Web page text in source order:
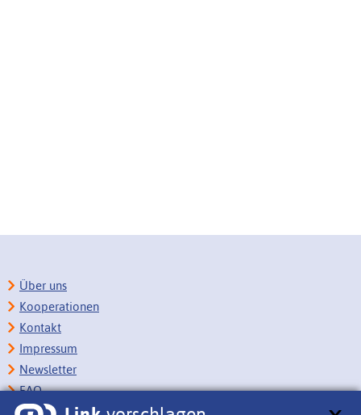
Über uns
Kooperationen
Kontakt
Impressum
Newsletter
FAQ
Copyright